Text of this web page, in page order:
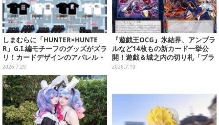
しまむらに「HUNTER×HUNTE
R」G.I.編モチーフのグッズがズラ
リ！カードデザインのアパレル・
雑貨、ゴレイヌの「オレが3人分
になる…」も
2026.7.29
『遊戯王OCG』氷結界、アンブラ
ルなど14枚もの新カード一挙公
開！遊戯＆城之内の切り札「ブラ
ック・デーモンズ・ドラゴン」も
2026.7.10